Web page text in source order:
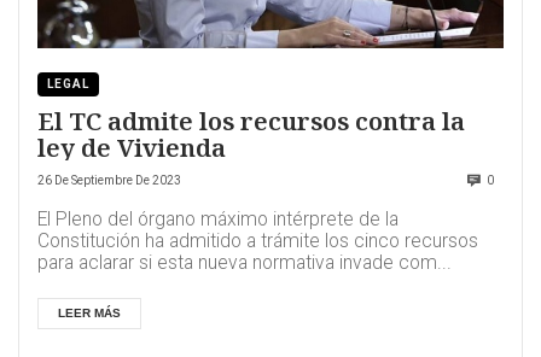
LEGAL
El TC admite los recursos contra la
ley de Vivienda
26 De Septiembre De 2023 0
El Pleno del órgano máximo intérprete de la
Constitución ha admitido a trámite los cinco recursos
para aclarar si esta nueva normativa invade com...
LEER MÁS